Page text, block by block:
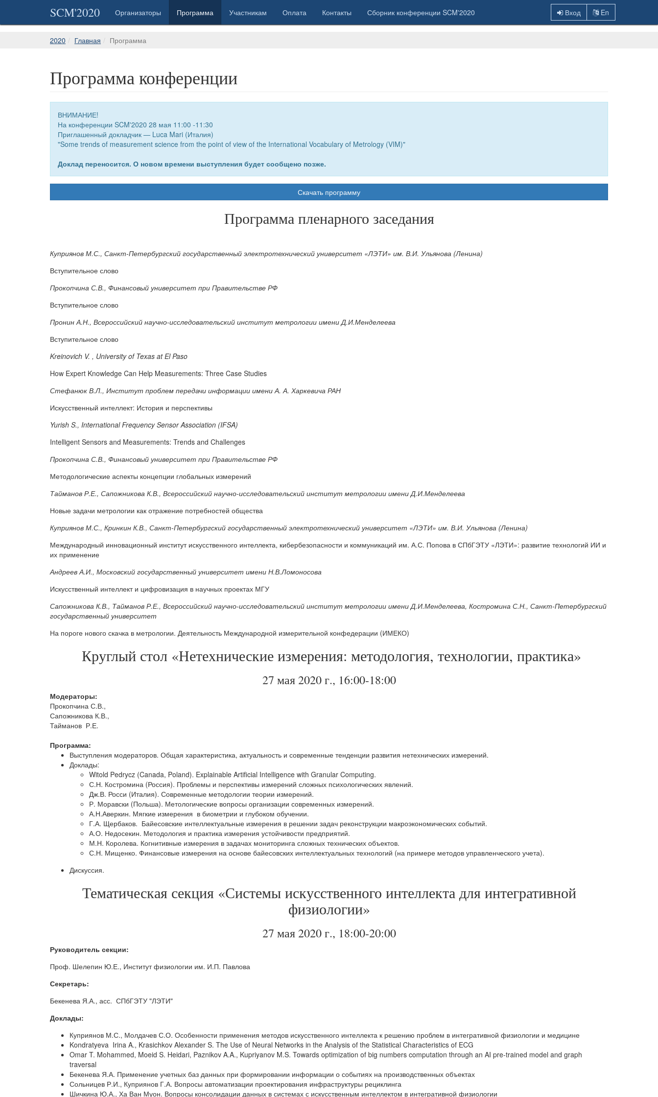
SCM'2020 Организаторы Программа Участникам Оплата Контакты Сборник конференции SCM'2020 Вход En
2020 Главная Программа
Программа конференции
ВНИМАНИЕ!
На конференции SCM'2020 28 мая 11:00 -11:30
Приглашенный докладчик — Luca Mari (Италия)
"Some trends of measurement science from the point of view of the International Vocabulary of Metrology (VIM)"
Доклад переносится. О новом времени выступления будет сообщено позже.
Скачать программу
Программа пленарного заседания
Куприянов М.С., Санкт-Петербургский государственный электротехнический университет «ЛЭТИ» им. В.И. Ульянова (Ленина)
Вступительное слово
Прокопчина С.В., Финансовый университет при Правительстве РФ
Вступительное слово
Пронин А.Н., Всероссийский научно-исследовательский институт метрологии имени Д.И.Менделеева
Вступительное слово
Kreinovich V. , University of Texas at El Paso
How Expert Knowledge Can Help Measurements: Three Case Studies
Стефанюк В.Л., Институт проблем передачи информации имени А. А. Харкевича РАН
Искусственный интеллект: История и перспективы
Yurish S., International Frequency Sensor Association (IFSA)
Intelligent Sensors and Measurements: Trends and Challenges
Прокопчина С.В., Финансовый университет при Правительстве РФ
Методологические аспекты концепции глобальных измерений
Тайманов Р.Е., Сапожникова К.В., Всероссийский научно-исследовательский институт метрологии имени Д.И.Менделеева
Новые задачи метрологии как отражение потребностей общества
Куприянов М.С., Кринкин К.В., Санкт-Петербургский государственный электротехнический университет «ЛЭТИ» им. В.И. Ульянова (Ленина)
Международный инновационный институт искусственного интеллекта, кибербезопасности и коммуникаций им. А.С. Попова в СПбГЭТУ «ЛЭТИ»: развитие технологий ИИ и
их применение
Андреев А.И., Московский государственный университет имени Н.В.Ломоносова
Искусственный интеллект и цифровизация в научных проектах МГУ
Сапожникова К.В., Тайманов Р.Е., Всероссийский научно-исследовательский институт метрологии имени Д.И.Менделеева, Костромина С.Н., Санкт-Петербургский
государственный университет
На пороге нового скачка в метрологии. Деятельность Международной измерительной конфедерации (ИМЕКО)
Круглый стол «Нетехнические измерения: методология, технологии, практика»
27 мая 2020 г., 16:00-18:00
Модераторы:
Прокопчина С.В.,
Сапожникова К.В.,
Тайманов Р.Е.
Программа:
Выступления модераторов. Общая характеристика, актуальность и современные тенденции развития нетехнических измерений.
Доклады:
Witold Pedrycz (Canada, Poland). Explainable Artificial Intelligence with Granular Computing.
С.Н. Костромина (Россия). Проблемы и перспективы измерений сложных психологических явлений.
Дж.В. Росси (Италия). Современные методологии теории измерений.
Р. Моравски (Польша). Метологические вопросы организации современных измерений.
А.Н.Аверкин. Мягкие измерения в биометрии и глубоком обучении.
Г.А. Щербаков. Байесовские интеллектуальные измерения в решении задач реконструкции макроэкономических событий.
А.О. Недосекин. Методология и практика измерения устойчивости предприятий.
М.Н. Королева. Когнитивные измерения в задачах мониторинга сложных технических объектов.
С.Н. Мищенко. Финансовые измерения на основе байесовских интеллектуальных технологий (на примере методов управленческого учета).
Дискуссия.
Тематическая секция «Системы искусственного интеллекта для интегративной
физиологии»
27 мая 2020 г., 18:00-20:00
Руководитель секции:
Проф. Шелепин Ю.Е., Институт физиологии им. И.П. Павлова
Секретарь:
Бекенева Я.А., асс. СПбГЭТУ "ЛЭТИ"
Доклады:
Куприянов М.С., Молдачев С.О. Особенности применения методов искусственного интеллекта к решению проблем в интегративной физиологии и медицине
Kondratyeva Irina A., Krasichkov Alexander S. The Use of Neural Networks in the Analysis of the Statistical Characteristics of ECG
Omar T. Mohammed, Moeid S. Heidari, Paznikov A.A., Kupriyanov M.S. Towards optimization of big numbers computation through an AI pre-trained model and graph
traversal
Бекенева Я.А. Применение учетных баз данных при формировании информации о событиях на производственных объектах
Сольницев Р.И., Куприянов Г.А. Вопросы автоматизации проектирования инфраструктуры рециклинга
Шичкина Ю.А., Ха Ван Муон. Вопросы консолидации данных в системах с искусственным интеллектом в интегративной физиологии